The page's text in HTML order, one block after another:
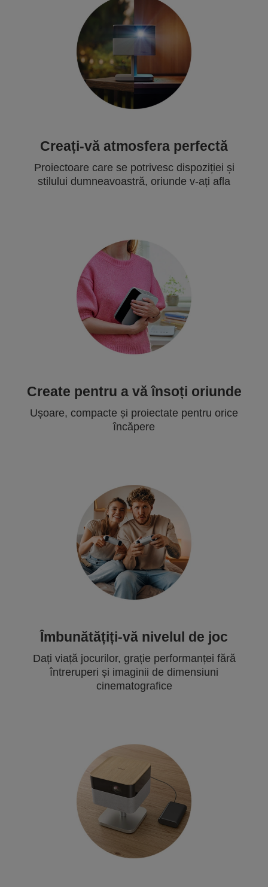
Creați-vă atmosfera perfectă
Proiectoare care se potrivesc dispoziției și
stilului dumneavoastră, oriunde v-ați afla
Create pentru a vă însoți oriunde
Ușoare, compacte și proiectate pentru orice
încăpere
Îmbunătățiți-vă nivelul de joc
Dați viață jocurilor, grație performanței fără
întreruperi și imaginii de dimensiuni
cinematografice